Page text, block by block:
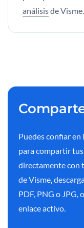
análisisde Visme.
Puedes confiar
para compartir
directamente con
de Visme,
PDF, PNG o
enlace activo.